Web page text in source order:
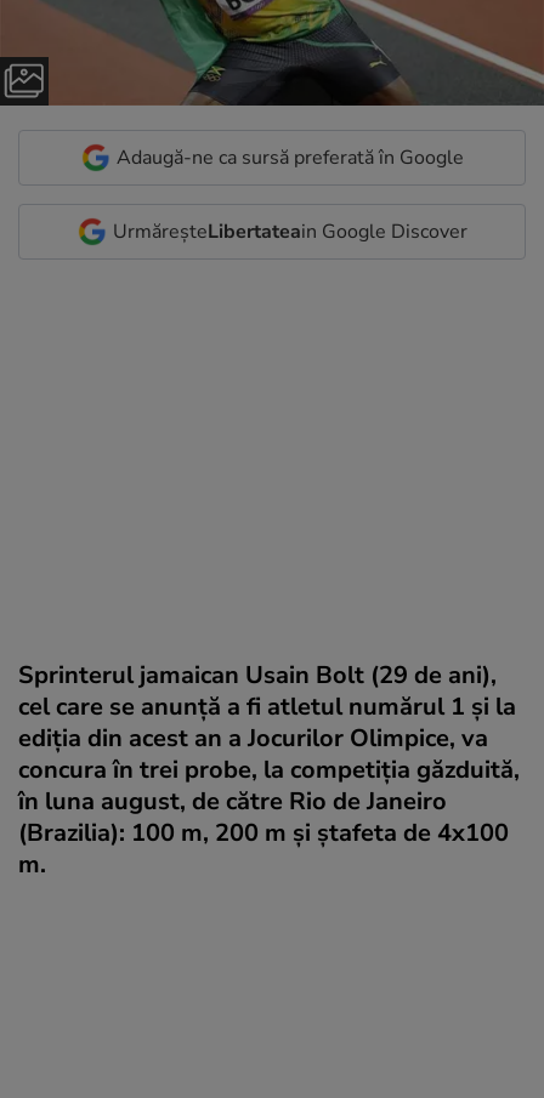
Adaugă-ne ca sursă preferată în Google
UrmăreșteLibertateain Google Discover
Sprinterul jamaican Usain Bolt (29 de ani),
cel care se anunță a fi atletul numărul 1 și la
ediția din acest an a Jocurilor Olimpice, va
concura în trei probe, la competiția găzduită,
în luna august, de către Rio de Janeiro
(Brazilia): 100 m, 200 m și ștafeta de 4x100
m.